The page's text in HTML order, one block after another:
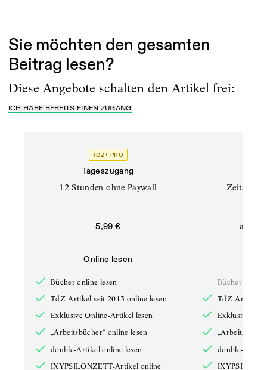
Sie möchten den gesamten
Beitrag lesen?
Diese Angebote schalten den Artikel frei:
ICH HABE BEREITS EINEN ZUGANG
TDZ+ PRO
Tageszugang
12 Stunden ohne Paywall
5,99 €
Online lesen
Bücher online lesen
TdZ-Artikel seit 2013 online lesen
Exklusive Online-Artikel lesen
„Arbeitsbücher“ online lesen
double-Artikel online lesen
IXYPSILONZETT-Artikel online
ab
—
Bücher online
TdZ-Artikel
Exklusive
double-